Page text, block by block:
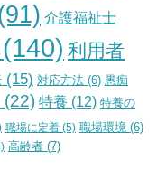
介護福祉士
(140) 利用者
(15) 対応方法 (6) 愚痴
(22) 特養 (12) 特養の
職場に定着 (5) 職場環境 (6)
高齢者 (7)